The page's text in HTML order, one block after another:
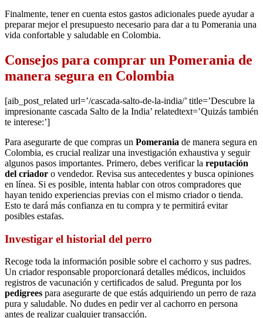
Finalmente, tener en cuenta estos gastos adicionales puede ayudar a
preparar mejor el presupuesto necesario para dar a tu Pomerania una
vida confortable y saludable en Colombia.
Consejos para comprar un Pomerania de
manera segura en Colombia
[aib_post_related url=’/cascada-salto-de-la-india/’ title=’Descubre la
impresionante cascada Salto de la India’ relatedtext=’Quizás también
te interese:’]
Para asegurarte de que compras un Pomerania de manera segura en
Colombia, es crucial realizar una investigación exhaustiva y seguir
algunos pasos importantes. Primero, debes verificar la reputación
del criador o vendedor. Revisa sus antecedentes y busca opiniones
en línea. Si es posible, intenta hablar con otros compradores que
hayan tenido experiencias previas con el mismo criador o tienda.
Esto te dará más confianza en tu compra y te permitirá evitar
posibles estafas.
Investigar el historial del perro
Recoge toda la información posible sobre el cachorro y sus padres.
Un criador responsable proporcionará detalles médicos, incluidos
registros de vacunación y certificados de salud. Pregunta por los
pedigrees para asegurarte de que estás adquiriendo un perro de raza
pura y saludable. No dudes en pedir ver al cachorro en persona
antes de realizar cualquier transacción.